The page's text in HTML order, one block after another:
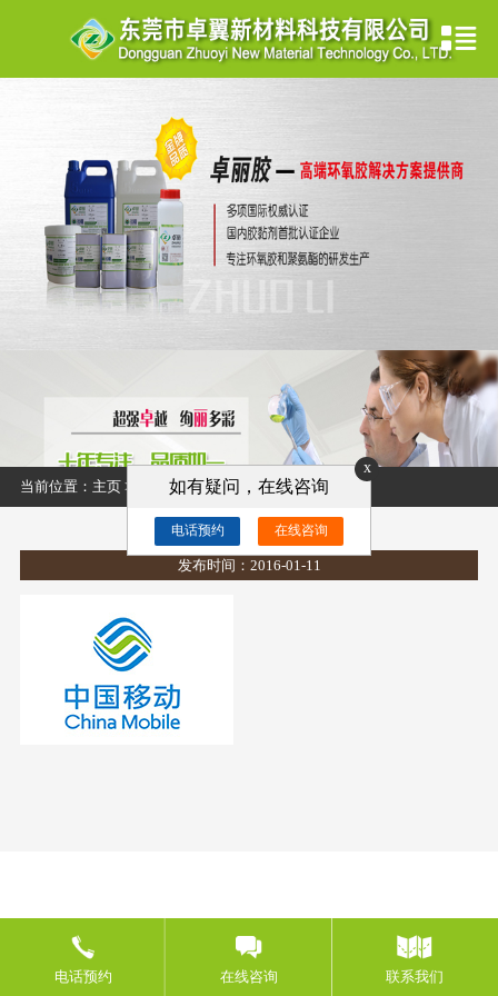
当前位置： 主页> 视频中心>合作伙伴>
中国移动
发布时间：2016-01-11
电话预约 在线咨询 联系我们
x
如有疑问，在线咨询
电话预约 在线咨询